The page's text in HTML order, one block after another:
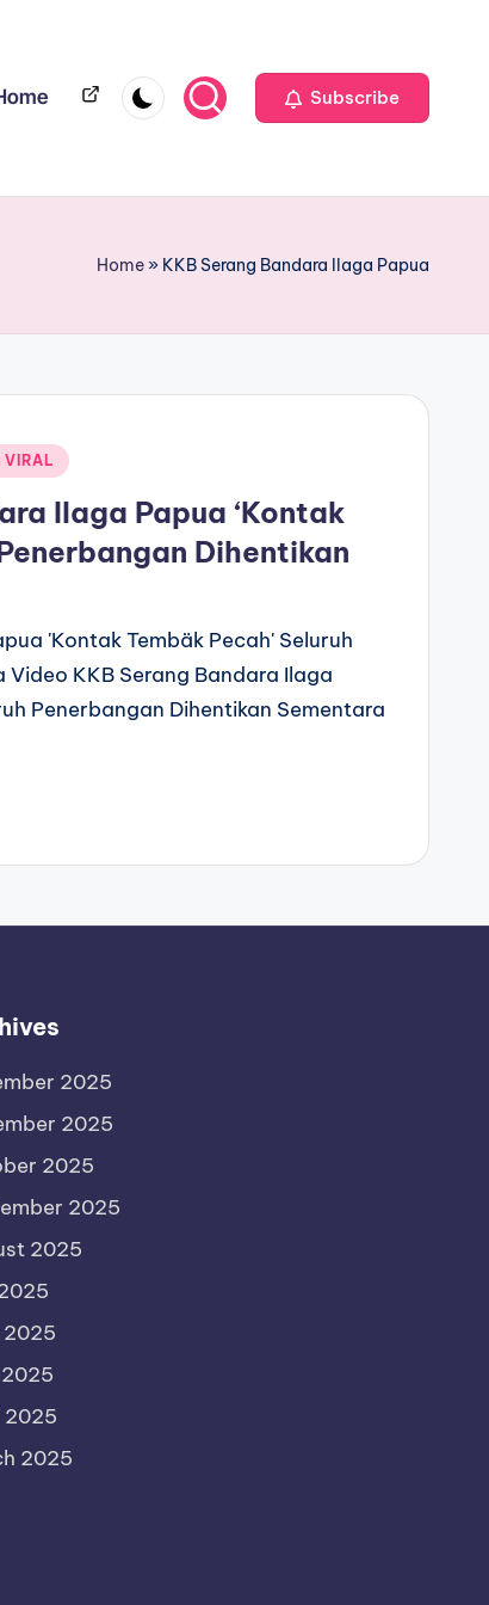
Home Subscribe
Home» KKB Serang Bandara Ilaga Papua
VIRAL
Ilaga Papua ‘Kontak
Dihentikan
'Kontak Tembäk Pecah' Seluruh
KKB Serang Bandara Ilaga
Penerbangan Dihentikan Sementara
2025
2025
2025
2025
2025
2025
2025
2025